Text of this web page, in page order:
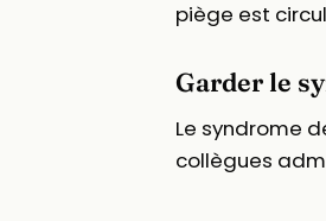
piège est
Garder le
Le syndrome
collègues